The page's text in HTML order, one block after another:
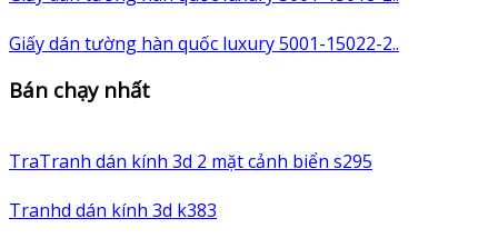
Giấy dán tường hàn quốc luxury 5001-15022-2..
Bán chạy nhất
TraTranh dán kính 3d 2 mặt cảnh biển s295
Tranhd dán kính 3d k383